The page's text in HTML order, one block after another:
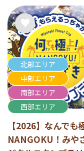
北部エリア
中部エリア
南部エリア
西部エリア
【2026】なんでも
NANGOKU！みや